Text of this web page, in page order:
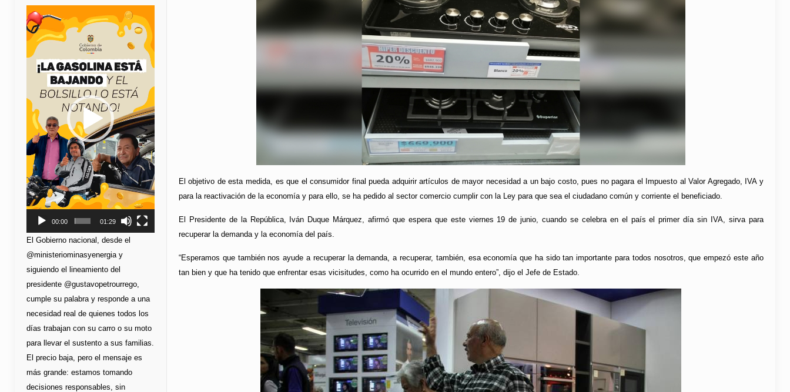
El objetivo de esta medida, es que el consumidor final pueda adquirir artículos de mayor necesidad a un bajo costo, pues no pagara el Impuesto al Valor Agregado, IVA y
para la reactivación de la economía y para ello, se ha pedido al sector comercio cumplir con la Ley para que sea el ciudadano común y corriente el beneficiado.
El Presidente de la República, Iván Duque Márquez, afirmó que espera que este viernes 19 de junio, cuando se celebra en el país el primer día sin IVA, sirva para
recuperar la demanda y la economía del país.
“Esperamos que también nos ayude a recuperar la demanda, a recuperar, también, esa economía que ha sido tan importante para todos nosotros, que empezó este año
tan bien y que ha tenido que enfrentar esas vicisitudes, como ha ocurrido en el mundo entero”, dijo el Jefe de Estado.
Reproductor
de
vídeo
00:00 01:29
El Gobierno nacional, desde el
@ministeriominasyenergia y
siguiendo el lineamiento del
presidente @gustavopetrourrego,
cumple su palabra y responde a una
necesidad real de quienes todos los
días trabajan con su carro o su moto
para llevar el sustento a sus familias.
El precio baja, pero el mensaje es
más grande: estamos tomando
decisiones responsables, sin